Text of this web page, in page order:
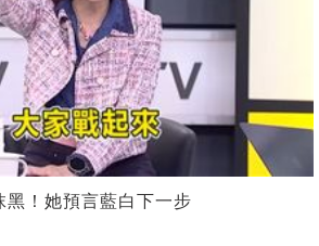
黑！她預言藍白下一步